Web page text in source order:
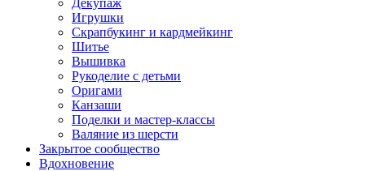
Декупаж
Игрушки
Скрапбукинг и кардмейкинг
Шитье
Вышивка
Рукоделие с детьми
Оригами
Канзаши
Поделки и мастер-классы
Валяние из шерсти
Закрытое сообщество
Вдохновение